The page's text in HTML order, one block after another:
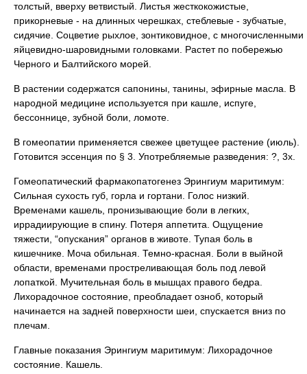
толстый, вверху ветвистый. Листья жесткокожистые,
прикорневые - на длинных черешках, стеблевые - зубчатые,
сидячие. Соцветие рыхлое, зонтиковидное, с многочисленными
яйцевидно-шаровидными головками. Растет по побережью
Черного и Балтийского морей.
В растении содержатся сапонины, танины, эфирные масла. В
народной медицине используется при кашле, испуге,
бессоннице, зубной боли, ломоте.
В гомеопатии применяется свежее цветущее растение (июль).
Готовится эссенция по § 3. Употребляемые разведения: ?, 3х.
Гомеопатический фармакопатогенез Эрингиум маритимум:
Сильная сухость губ, горла и гортани. Голос низкий.
Временами кашель, пронизывающие боли в легких,
иррадиирующие в спину. Потеря аппетита. Ощущение
тяжести, “опускания” органов в животе. Тупая боль в
кишечнике. Моча обильная. Темно-красная. Боли в выйной
области, временами простреливающая боль под левой
лопаткой. Мучительная боль в мышцах правого бедра.
Лихорадочное состояние, преобладает озноб, который
начинается на задней поверхности шеи, спускается вниз по
плечам.
Главные показания Эрингиум маритимум: Лихорадочное
состояние. Кашель.